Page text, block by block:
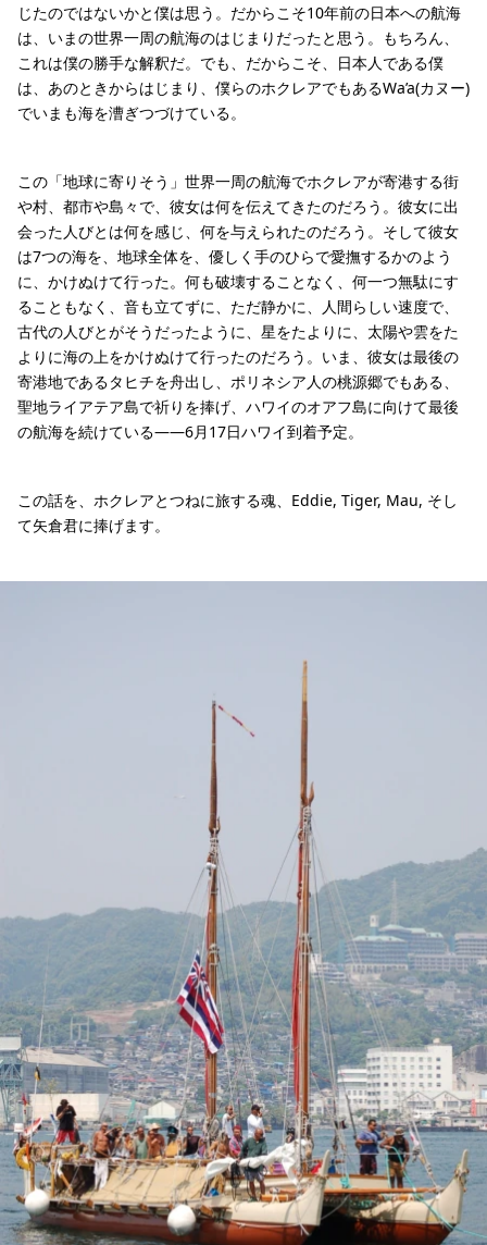
じたのではないかと僕は思う。だからこそ10年前の日本への航海
は、いまの世界一周の航海のはじまりだったと思う。もちろん、
これは僕の勝手な解釈だ。でも、だからこそ、日本人である僕
は、あのときからはじまり、僕らのホクレアでもあるWa’a(カヌー)
でいまも海を漕ぎつづけている。
この「地球に寄りそう」世界一周の航海でホクレアが寄港する街
や村、都市や島々で、彼女は何を伝えてきたのだろう。彼女に出
会った人びとは何を感じ、何を与えられたのだろう。そして彼女
は7つの海を、地球全体を、優しく手のひらで愛撫するかのよう
に、かけぬけて行った。何も破壊することなく、何一つ無駄にす
ることもなく、音も立てずに、ただ静かに、人間らしい速度で、
古代の人びとがそうだったように、星をたよりに、太陽や雲をた
よりに海の上をかけぬけて行ったのだろう。いま、彼女は最後の
寄港地であるタヒチを舟出し、ポリネシア人の桃源郷でもある、
聖地ライアテア島で祈りを捧げ、ハワイのオアフ島に向けて最後
の航海を続けている――6月17日ハワイ到着予定。
この話を、ホクレアとつねに旅する魂、Eddie, Tiger, Mau, そし
て矢倉君に捧げます。